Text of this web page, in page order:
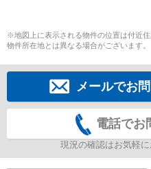
※地図上に表示される物件の位置は付近
物件所在地とは異なる場合がございます。
メールでお
電話でお
現況の確認はお気軽に